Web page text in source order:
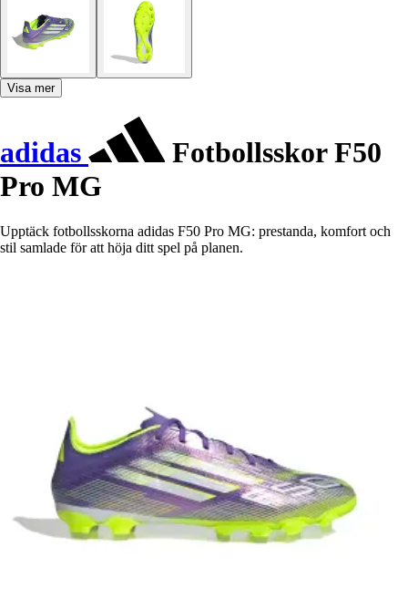
Visa mer
adidas
Fotbollsskor F50
Pro MG
Upptäck fotbollsskorna adidas F50 Pro MG: prestanda, komfort och
stil samlade för att höja ditt spel på planen.